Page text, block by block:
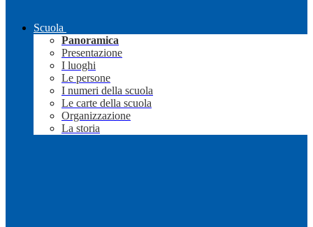
Scuola
Panoramica
Presentazione
I luoghi
Le persone
I numeri della scuola
Le carte della scuola
Organizzazione
La storia